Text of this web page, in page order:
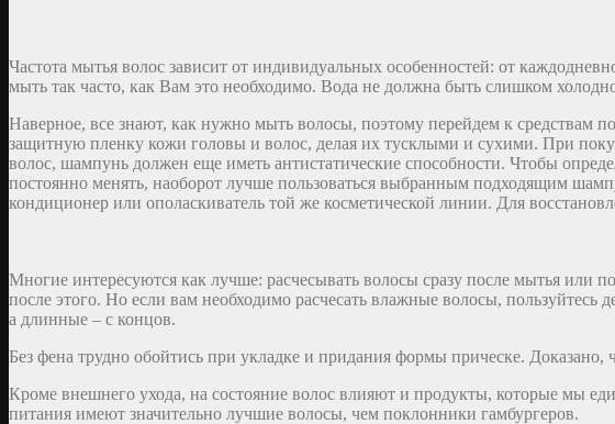
Частота мытья волос зависит от индивидуальных особенностей: от
мыть так часто, как Вам это необходимо. Вода не должна быть слишком
Наверное, все знают, как нужно мыть волосы, поэтому перейдем к средствам
защитную пленку кожи головы и волос, делая их тусклыми и сухими. При
волос, шампунь должен еще иметь антистатические способности. Чтобы
постоянно менять, наоборот лучше пользоваться выбранным подходящим
кондиционер или ополаскиватель той же косметической линии. Для
Многие интересуются как лучше: расчесывать волосы сразу после мытья или
после этого. Но если вам необходимо расчесать влажные волосы,
а длинные – с концов.
Без фена трудно обойтись при укладке и придания формы прическе.
Кроме внешнего ухода, на состояние волос влияют и продукты, которые мы
питания имеют значительно лучшие волосы, чем поклонники гамбургеров.